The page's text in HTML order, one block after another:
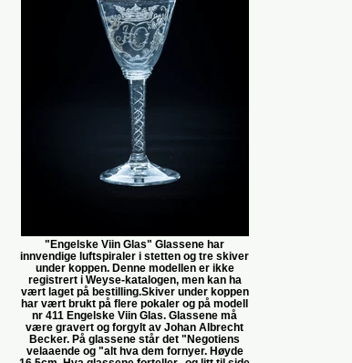
"Engelske Viin Glas" Glassene har
innvendige luftspiraler i stetten og tre skiver
under koppen. Denne modellen er ikke
registrert i Weyse-katalogen, men kan ha
vært laget på bestilling.Skiver under koppen
har vært brukt på flere pokaler og på modell
nr 411 Engelske Viin Glas. Glassene må
være gravert og forgylt av Johan Albrecht
Becker. På glassene står det "Negotiens
velaaende og "alt hva dem fornyer. Høyde